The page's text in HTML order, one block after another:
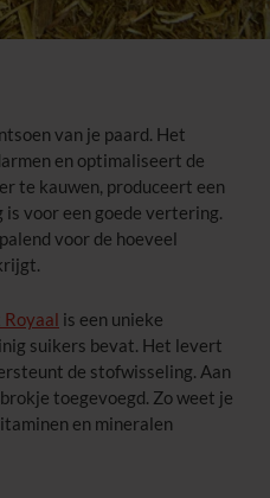
van je paard. Het
en optimaliseert de
te kauwen, produceert een
voor een goede vertering.
voor de hoeveel
is een unieke
suikers bevat. Het levert
de stofwisseling. Aan
toegevoegd. Zo weet je
en mineralen